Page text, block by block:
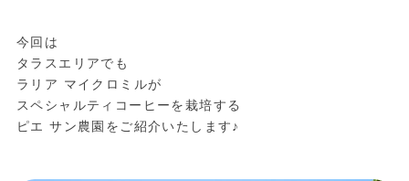
今回は
タラスエリアでも
ラリア マイクロミルが
スペシャルティコーヒーを栽培する
ピエ サン農園をご紹介いたします♪